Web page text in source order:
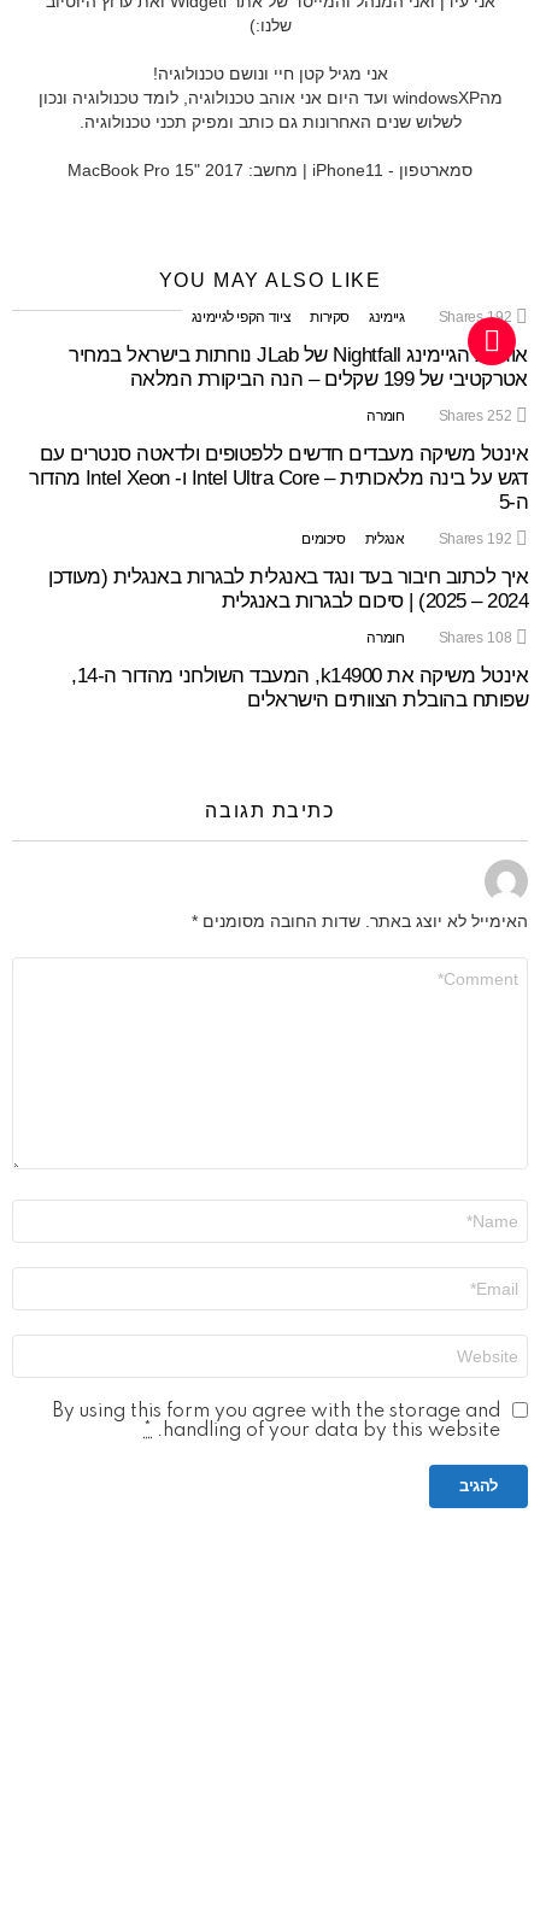
שלנו:)
אני מגיל קטן חיי ונושם טכנולוגיה!
מהwindowsXP ועד היום אני אוהב טכנולוגיה, לומד טכנולוגיה ונכון
לשלוש שנים האחרונות גם כותב ומפיק תכני טכנולוגיה.
סמארטפון - iPhone11 | מחשב: MacBook Pro 15" 2017
YOU MAY ALSO LIKE
192
Shares גיימינג סקירות ציוד הקפי לגיימינג
אוזניות הגיימינג Nightfall של JLab נוחתות בישראל במחיר
אטרקטיבי של 199 שקלים – הנה הביקורת המלאה
252
Shares חומרה
אינטל משיקה מעבדים חדשים ללפטופים ולדאטה סנטרים עם
דגש על בינה מלאכותית – Intel Ultra Core ו- Intel Xeon מהדור
ה-5
192
Shares אנגלית סיכומים
איך לכתוב חיבור בעד ונגד באנגלית לבגרות באנגלית (מעודכן
2024 – 2025) | סיכום לבגרות באנגלית
108
Shares חומרה
אינטל משיקה את k14900, המעבד השולחני מהדור ה-14,
שפותח בהובלת הצוותים הישראלים
כתיבת תגובה
האימייל לא יוצג באתר. שדות החובה מסומנים *
שלך
By using this form you agree with the storage and
handling of your data by this website.